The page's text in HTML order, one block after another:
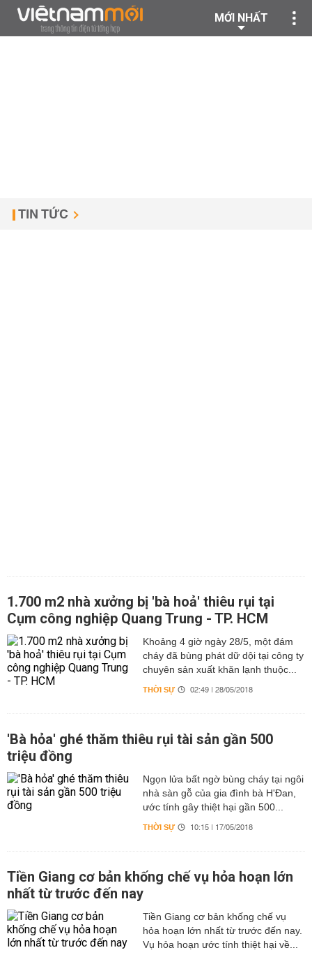
MỚI NHẤT
TIN TỨC
1.700 m2 nhà xưởng bị 'bà hoả' thiêu rụi tại
Cụm công nghiệp Quang Trung - TP. HCM
Khoảng 4 giờ ngày 28/5, một đám
cháy đã bùng phát dữ dội tại công ty
chuyên sản xuất khăn lạnh thuộc...
THỜI SỰ 02:49 | 28/05/2018
'Bà hỏa' ghé thăm thiêu rụi tài sản gần 500
triệu đồng
Ngọn lửa bất ngờ bùng cháy tại ngôi
nhà sàn gỗ của gia đình bà H'Đan,
ước tính gây thiệt hại gần 500...
THỜI SỰ 10:15 | 17/05/2018
Tiền Giang cơ bản khống chế vụ hỏa hoạn lớn
nhất từ trước đến nay
Tiền Giang cơ bản khống chế vụ
hỏa hoạn lớn nhất từ trước đến nay.
Vụ hỏa hoạn ước tính thiệt hại về...